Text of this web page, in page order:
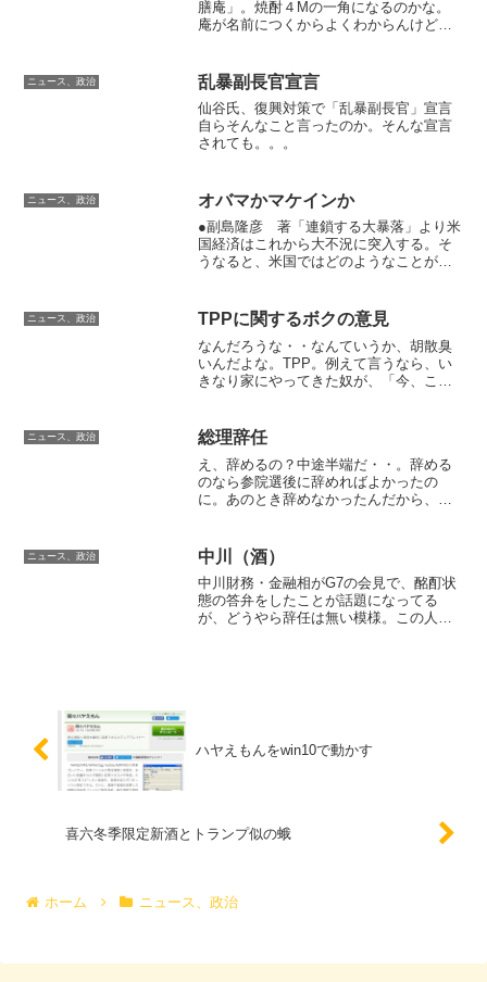
膳庵」。焼酎４Mの一角になるのかな。
庵が名前につくからよくわからんけど。
だ。香りが絶妙。個人的には焼酎最強の
王者なのだ。これはすごい。...
ニュース、政治 乱暴副長官宣言
仙谷氏、復興対策で「乱暴副長官」宣言
自らそんなこと言ったのか。そんな宣言
されても。。。
ニュース、政治 オバマかマケインか
●副島隆彦 著「連鎖する大暴落」より米
国経済はこれから大不況に突入する。そ
うなると、米国ではどのようなことが起
況を冷静化させるのにもっとも効果を発
揮するのは、オバマの”...
ニュース、政治 TPPに関するボクの意見
なんだろうな・・なんていうか、胡散臭
いんだよな。TPP。例えて言うなら、い
きなり家にやってきた奴が、「今、この
る感じ。そして、その説明聞いても、
「みんながはじめるんですよ...
ニュース、政治 総理辞任
え、辞めるの？中途半端だ・・。辞める
のなら参院選後に辞めればよかったの
に。あのとき辞めなかったんだから、も
自分のやりたいことを好きなようにやっ
たほうが人気上がっただろう...
ニュース、政治 中川（酒）
中川財務・金融相がG7の会見で、酩酊状
態の答弁をしたことが話題になってる
が、どうやら辞任は無い模様。この人は
ハヤえもんをwin10で動かす
喜六冬季限定新酒とトランプ似の蛾
ホーム ニュース、政治